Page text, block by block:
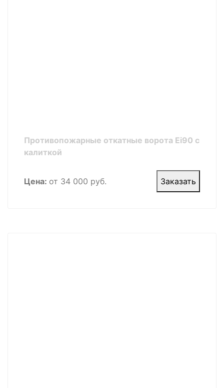
Противопожарные откатные ворота Ei90 с
калиткой
Цена: от 34 000 руб. Заказать